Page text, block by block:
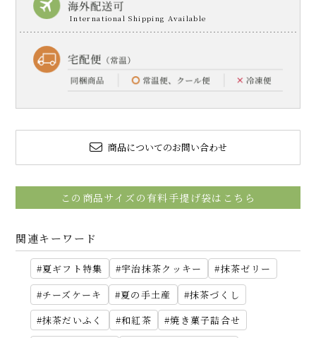
商品についてのお問い合わせ
この商品サイズの有料手提げ袋はこちら
関連キーワード
夏ギフト特集 宇治抹茶クッキー
抹茶ゼリー
チーズケーキ
夏の手土産
抹茶づくし
抹茶だいふく
和紅茶
焼き菓子詰合せ